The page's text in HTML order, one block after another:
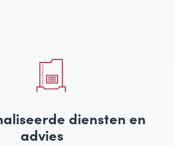
diensten en
advies